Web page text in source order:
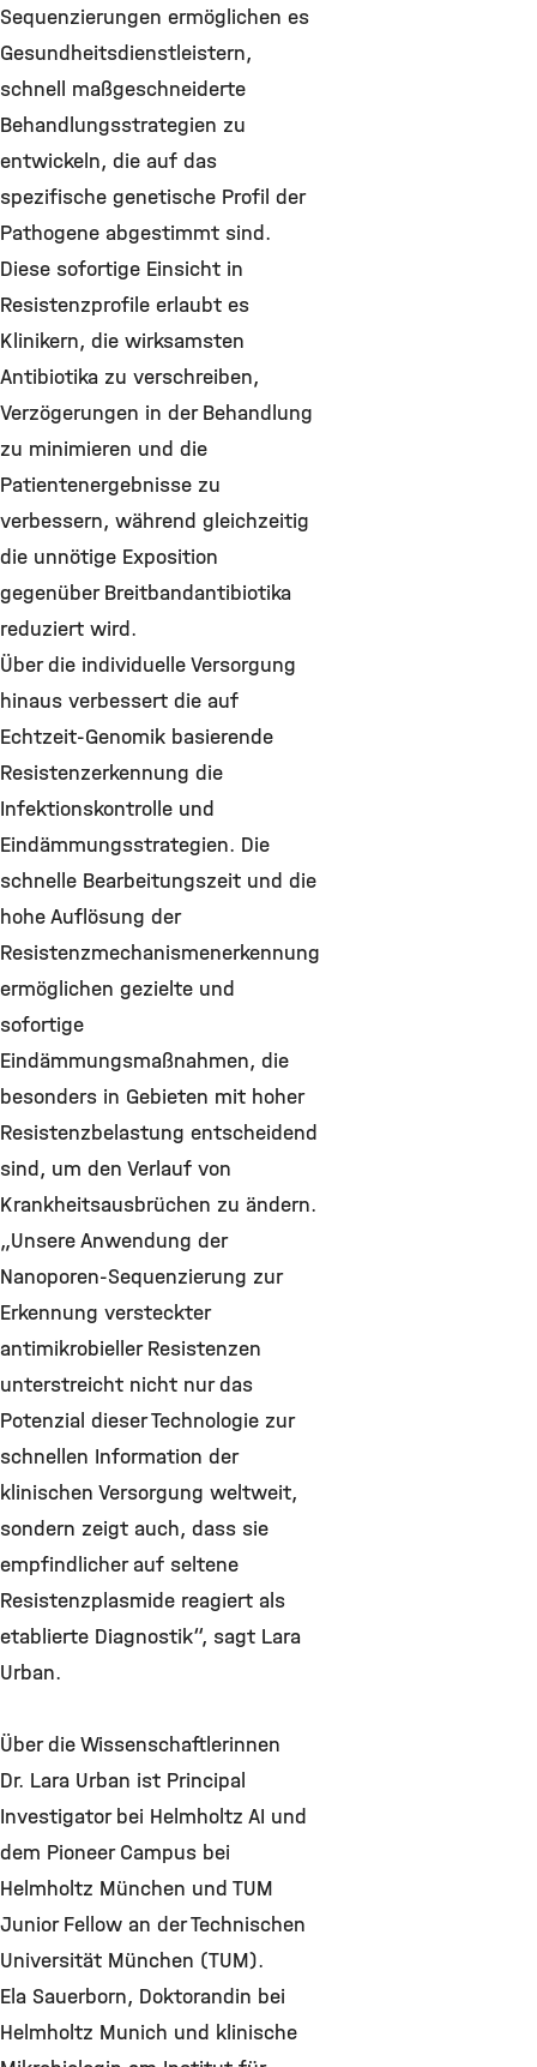
Sequenzierungen ermöglichen es
Gesundheitsdienstleistern,
schnell maßgeschneiderte
Behandlungsstrategien zu
entwickeln, die auf das
spezifische genetische Profil der
Pathogene abgestimmt sind.
Diese sofortige Einsicht in
Resistenzprofile erlaubt es
Klinikern, die wirksamsten
Antibiotika zu verschreiben,
Verzögerungen in der Behandlung
zu minimieren und die
Patientenergebnisse zu
verbessern, während gleichzeitig
die unnötige Exposition
gegenüber Breitbandantibiotika
reduziert wird.
Über die individuelle Versorgung
hinaus verbessert die auf
Echtzeit-Genomik basierende
Resistenzerkennung die
Infektionskontrolle und
Eindämmungsstrategien. Die
schnelle Bearbeitungszeit und die
hohe Auflösung der
Resistenzmechanismenerkennung
ermöglichen gezielte und
sofortige
Eindämmungsmaßnahmen, die
besonders in Gebieten mit hoher
Resistenzbelastung entscheidend
sind, um den Verlauf von
Krankheitsausbrüchen zu ändern.
„Unsere Anwendung der
Nanoporen-Sequenzierung zur
Erkennung versteckter
antimikrobieller Resistenzen
unterstreicht nicht nur das
Potenzial dieser Technologie zur
schnellen Information der
klinischen Versorgung weltweit,
sondern zeigt auch, dass sie
empfindlicher auf seltene
Resistenzplasmide reagiert als
etablierte Diagnostik“, sagt Lara
Urban.
Über die Wissenschaftlerinnen
Dr. Lara Urban ist Principal
Investigator bei Helmholtz AI und
dem Pioneer Campus bei
Helmholtz München und TUM
Junior Fellow an der Technischen
Universität München (TUM).
Ela Sauerborn, Doktorandin bei
Helmholtz Munich und klinische